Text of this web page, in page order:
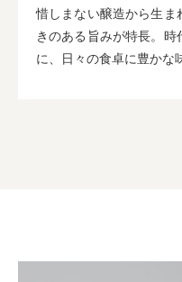
惜しまない醸造から生ま
きのある旨みが特長。
に、日々の食卓に豊かな